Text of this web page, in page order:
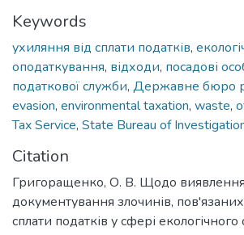
Keywords
ухиляння від сплати податків,
оподаткування, відходи, посадові
податкової служби, Державне бюро
evasion, environmental taxation, waste,
Tax Service, State Bureau of
Citation
Григоращенко, О. В. Щодо
документування злочинів,
сплати податків у сфері